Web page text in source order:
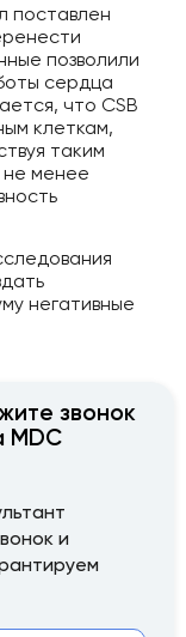
поставлен
позволили
сердца
что CSB
клеткам,
таким
менее
негативные
звонок
MDC
и